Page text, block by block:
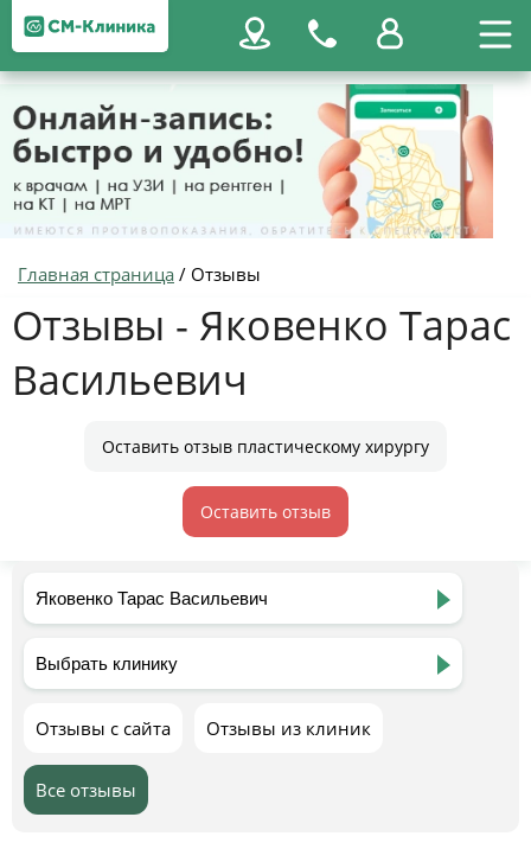
Главная страница / Отзывы
Отзывы - Яковенко Тарас
Васильевич
Оставить отзыв пластическому хирургу
Оставить отзыв
Отзывы с сайта Отзывы из клиник
Все отзывы